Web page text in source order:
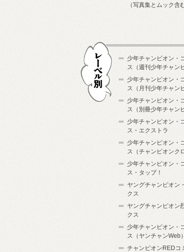
（写真集とムック含
少年チャンピオン・
ス（週刊少年チャン
少年チャンピオン・
ス（月刊少年チャン
少年チャンピオン・
ス（別冊少年チャン
少年チャンピオン・
ス・エクストラ
少年チャンピオン・
ス（チャンピオンク
少年チャンピオン・
ス・タップ！
ヤングチャンピオン
クス
ヤングチャンピオン
クス
少年チャンピオン・
ス（ヤンチャンWeb）
チャンピオンREDコ